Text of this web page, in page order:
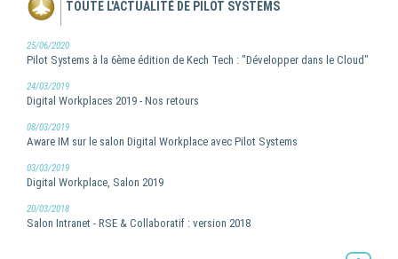
TOUTE L'ACTUALITÉ DE PILOT SYSTEMS
25/06/2020
Pilot Systems à la 6ème édition de Kech Tech : "Développer dans le Cloud"
24/03/2019
Digital Workplaces 2019 - Nos retours
08/03/2019
Aware IM sur le salon Digital Workplace avec Pilot Systems
03/03/2019
Digital Workplace, Salon 2019
20/03/2018
Salon Intranet - RSE & Collaboratif : version 2018